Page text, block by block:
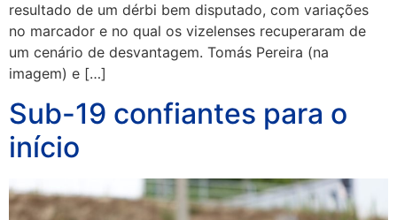
resultado de um dérbi bem disputado, com variações
no marcador e no qual os vizelenses recuperaram de
um cenário de desvantagem. Tomás Pereira (na
imagem) e […]
Sub-19 confiantes para o
início